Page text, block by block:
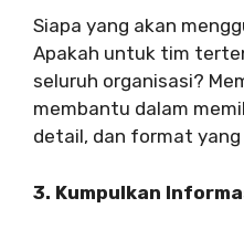
Siapa yang akan
Apakah untuk tim
seluruh organisasi?
membantu dalam
detail, dan format
3. Kumpulkan